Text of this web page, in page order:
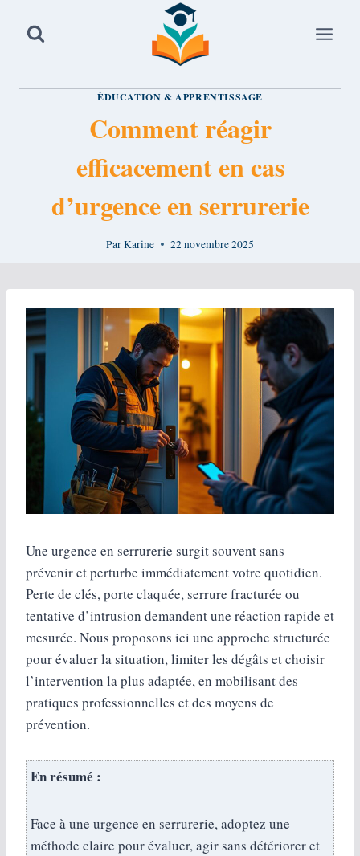
ÉDUCATION & APPRENTISSAGE
Comment réagir
efficacement en cas
d’urgence en serrurerie
ParKarine 22 novembre 2025
Une urgence en serrurerie surgit souvent sans
prévenir et perturbe immédiatement votre quotidien.
Perte de clés, porte claquée, serrure fracturée ou
tentative d’intrusion demandent une réaction rapide et
mesurée. Nous proposons ici une approche structurée
pour évaluer la situation, limiter les dégâts et choisir
l’intervention la plus adaptée, en mobilisant des
pratiques professionnelles et des moyens de
prévention.
En résumé :
Face à une urgence en serrurerie, adoptez une
méthode claire pour évaluer, agir sans détériorer et